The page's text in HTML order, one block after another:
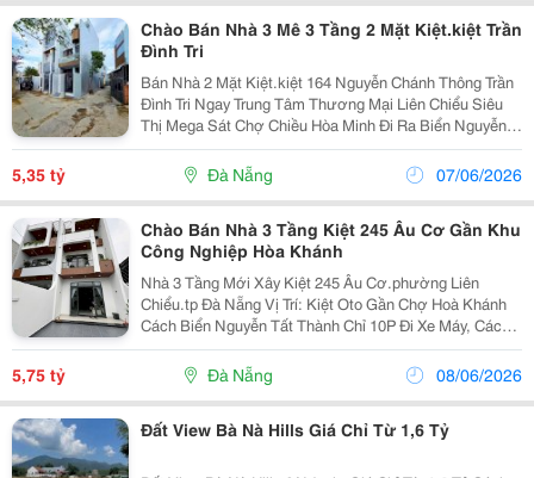
Chào Bán Nhà 3 Mê 3 Tầng 2 Mặt Kiệt.kiệt Trần
Đình Tri
Bán Nhà 2 Mặt Kiệt.kiệt 164 Nguyễn Chánh Thông Trần
Đình Tri Ngay Trung Tâm Thương Mại Liên Chiểu Siêu
Thị Mega Sát Chợ Chiều Hòa Minh Đi Ra Biển Nguyễn
Tất Thành Vài Bước Chân Nhà Full Nội Thất Điều Hòa
Tivi Tủ Lạnh Đầy Đủ Mua Vào Ở Ngay...
5,35 tỷ Đà Nẵng 07/06/2026
Chào Bán Nhà 3 Tầng Kiệt 245 Âu Cơ Gần Khu
Công Nghiệp Hòa Khánh
Nhà 3 Tầng Mới Xây Kiệt 245 Âu Cơ.phường Liên
Chiểu.tp Đà Nẵng Vị Trí: Kiệt Oto Gần Chợ Hoà Khánh
Cách Biển Nguyễn Tất Thành Chỉ 10P Đi Xe Máy, Cách
Bến Xe Trung Tâm Chỉ 10P Đi Xe Máy Gần Trường Học
Các Cấp. Khu Dân Cư Đông Đúc ,Đầy Đủ Tiện...
5,75 tỷ Đà Nẵng 08/06/2026
Đất View Bà Nà Hills Giá Chỉ Từ 1,6 Tỷ